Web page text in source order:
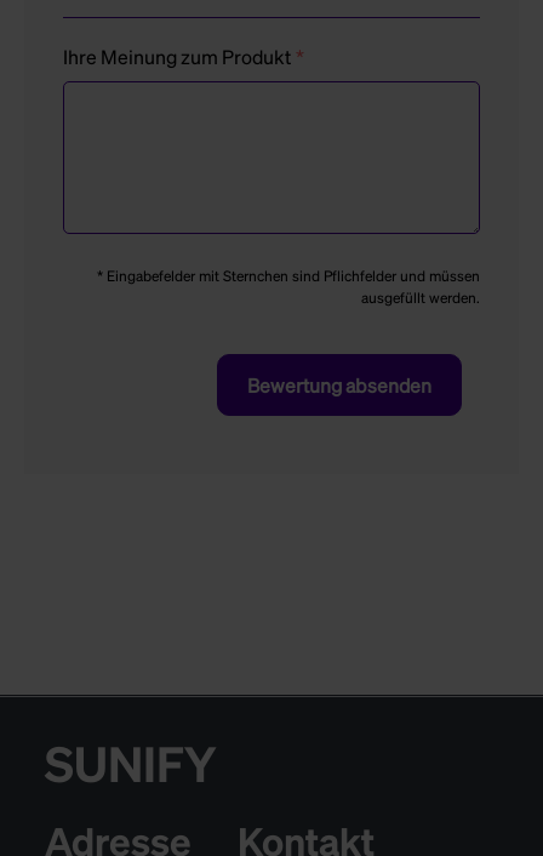
Ihre Meinung zum Produkt
* Eingabefelder mit Sternchen sind Pflichfelder und müssen
ausgefüllt werden.
Bewertung absenden
SUNIFY
Adresse Kontakt